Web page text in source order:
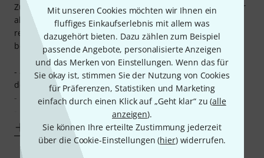
Mit unseren Cookies möchten wir Ihnen ein
fluffiges Einkaufserlebnis mit allem was
dazugehört bieten. Dazu zählen zum Beispiel
passende Angebote, personalisierte Anzeigen
und das Merken von Einstellungen. Wenn das für
Sie okay ist, stimmen Sie der Nutzung von Cookies
für Präferenzen, Statistiken und Marketing
einfach durch einen Klick auf „Geht klar“ zu (alle
anzeigen).
Sie können Ihre erteilte Zustimmung jederzeit
über die Cookie-Einstellungen (hier) widerrufen.
Zuvor den Torpedo mit -20 DB fester Reduzierung für mehr
als die Hälfte erworben. Klanglich nicht schlecht, aber ein
regelbarer Attenuator war für meinen Gebrauch doch
besser. Folgende Features kurz zusammengefasst:
- 8 und 16 Ohm umschaltbar in einem Gerät (nicht immer
der Fall)
- 5 feste Stufen von -3 DB bis -20 DB
- Eine regelbare
Mehr anzeigen